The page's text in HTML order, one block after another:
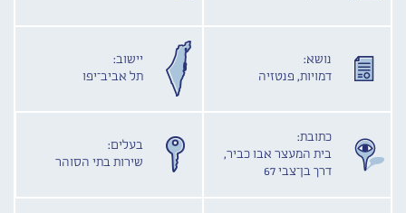
נושא:
דמויות, פנטזיה
יישוב:
תל אביב־יפו
כתובת:
בית המעצר אבו כביר,
דרך בן־צבי 67
בעלים:
שירות בתי הסוהר